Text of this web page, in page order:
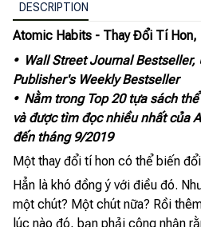
DESCRIPTION
Atomic Habits - Thay Đổi Tí Hon,
• Wall Street Journal Bestseller,
Publisher's Weekly Bestseller
• Nằm trong Top 20 tựa sách
và được tìm đọc nhiều nhất của
đến tháng 9/2019
Một thay đổi tí hon có thể biến
Hẳn là khó đồng ý với điều đó.
một chút? Một chút nữa? Rồi
lúc nào đó, bạn phải công nhận